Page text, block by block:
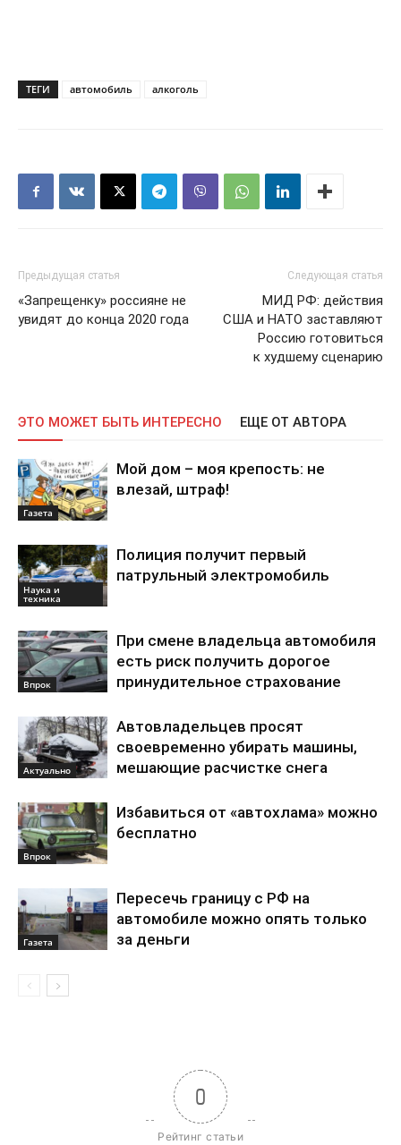
ТЕГИ автомобиль алкоголь
Предыдущая статья
«Запрещенку» россияне не
увидят до конца 2020 года
Следующая статья
МИД РФ: действия
США и НАТО заставляют
Россию готовиться
к худшему сценарию
ЭТО МОЖЕТ БЫТЬ ИНТЕРЕСНО ЕЩЕ ОТ АВТОРА
Газета
Мой дом – моя крепость: не
влезай, штраф!
Наука и
техника
Полиция получит первый
патрульный электромобиль
Впрок
При смене владельца автомобиля
есть риск получить дорогое
принудительное страхование
Актуально
Автовладельцев просят
своевременно убирать машины,
мешающие расчистке снега
Впрок
Избавиться от «автохлама» можно
бесплатно
Газета
Пересечь границу с РФ на
автомобиле можно опять только
за деньги
0
Рейтинг статьи